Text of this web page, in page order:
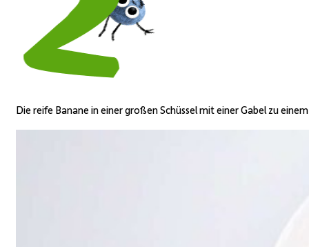
Die reife Banane in einer großen Schüssel mit einer Gabel zu